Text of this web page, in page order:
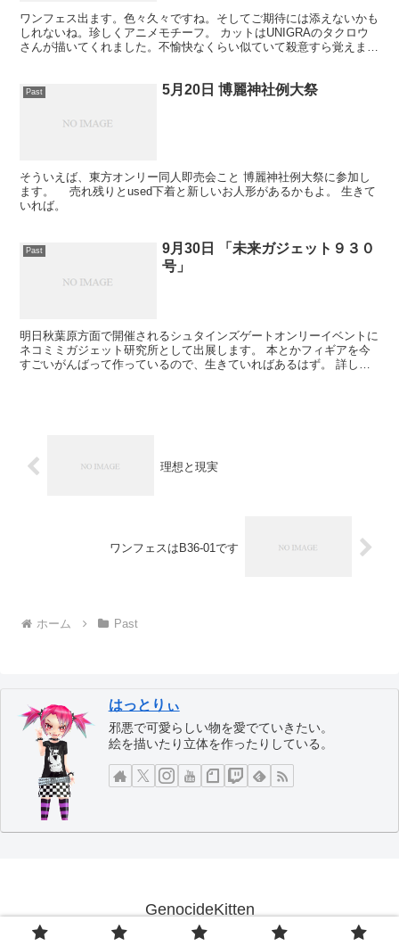
ワンフェス出ます。色々久々ですね。そしてご期待には添えないかも
しれないね。珍しくアニメモチーフ。 カットはUNIGRAのタクロウ
さんが描いてくれました。不愉快なくらい似ていて殺意すら覚えます
Past 5月20日 博麗神社例大祭
そういえば、東方オンリー同人即売会こと 博麗神社例大祭に参加し
ます。 売れ残りとused下着と新しいお人形があるかもよ。 生きて
いれば。
Past
9月30日 「未来ガジェット９３０
号」
明日秋葉原方面で開催されるシュタインズゲートオンリーイベントに
ネコミミガジェット研究所として出展します。 本とかフィギアを今
すごいがんばって作っているので、生きていればあるはず。 詳しく
理想と現実
ワンフェスはB36-01です
ホーム Past
はっとりぃ
邪悪で可愛らしい物を愛でていきたい。
絵を描いたり立体を作ったりしている。
GenocideKitten
© 2005 GenocideKitten.